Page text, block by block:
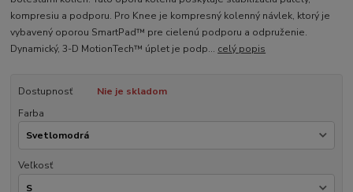
kompresiu a podporu. Pro Knee je kompresný kolenný návlek, ktorý je
vybavený oporou SmartPad™ pre cielenú podporu a odpruženie.
Dynamický, 3-D MotionTech™ úplet je podp... celý popis
Dostupnosť
Nie je skladom
Farba
Veľkosť